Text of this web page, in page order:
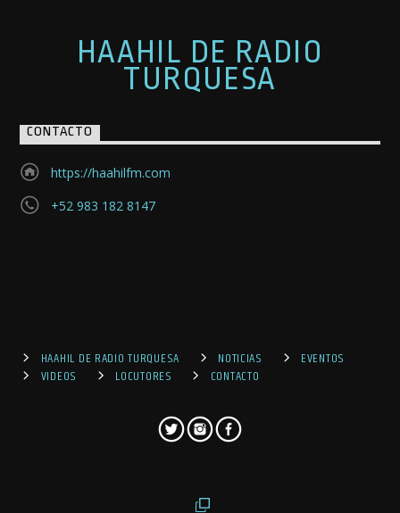
HAAHIL DE RADIO
TURQUESA
CONTACTO
https://haahilfm.com
+52 983 182 8147
HAAHIL DE RADIO TURQUESA NOTICIAS
EVENTOS
VIDEOS
LOCUTORES CONTACTO